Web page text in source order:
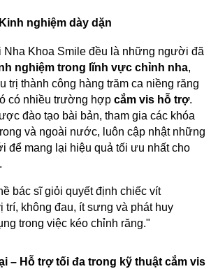
nghiệm dày dặn
Nha Khoa Smile đều là những người đã
nghiệm trong lĩnh vực chỉnh nha,
trị thành công hàng trăm ca niềng răng
có nhiều trường hợp cắm vis hỗ trợ.
đào tạo bài bản, tham gia các khóa
và ngoài nước, luôn cập nhật những
để mang lại hiệu quả tối ưu nhất cho
bác sĩ giỏi quyết định chiếc vít
trí, không đau, ít sưng và phát huy
trong việc kéo chỉnh răng."
– Hỗ trợ tối đa trong kỹ thuật cắm vis